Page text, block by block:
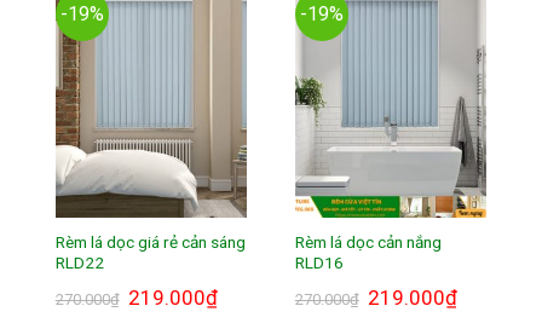
-19%
Rèm lá dọc giá rẻ cản sáng
RLD22
270.000₫ Giá
gốc
219.000₫Giá
hiện
-19%
Rèm lá dọc cản nắng
RLD16
270.000₫ Giá
gốc
219.000₫Giá
hiện